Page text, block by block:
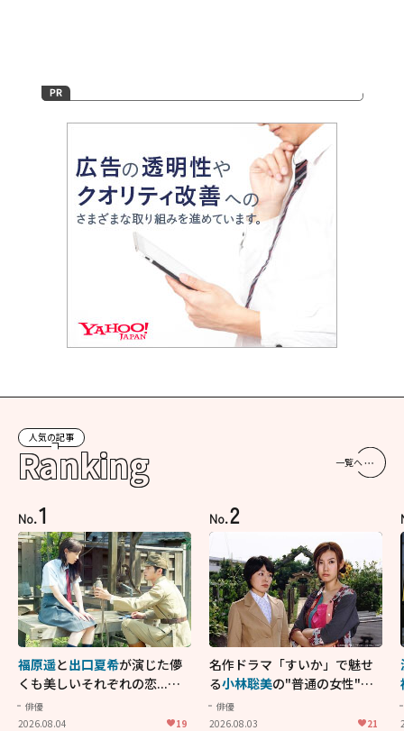
人気の記事
Ranking 一覧へ
No.1
福原遥と出口夏希が演じた儚
くも美しいそれぞれの恋...生
きることの尊さを教えてくれ
た映画「あの花が咲く丘で、
俳優
2026.08.04
19
No.2
名作ドラマ「すいか」で魅せ
る小林聡美の"普通の女性"が
大人に刺さる...映画「かもめ
食堂」にも通じる静かな芝居
俳優
2026.08.03
21